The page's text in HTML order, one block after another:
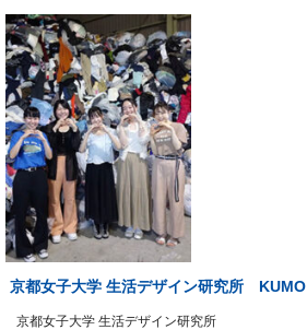
京都女子大学 生活デザイン研究所 KUMO
京都女子大学 生活デザイン研究所